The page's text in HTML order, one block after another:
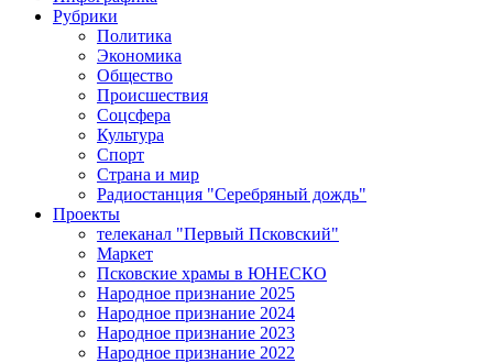
Рубрики
Политика
Экономика
Общество
Происшествия
Соцсфера
Культура
Спорт
Страна и мир
Радиостанция "Серебряный дождь"
Проекты
телеканал "Первый Псковский"
Маркет
Псковские храмы в ЮНЕСКО
Народное признание 2025
Народное признание 2024
Народное признание 2023
Народное признание 2022